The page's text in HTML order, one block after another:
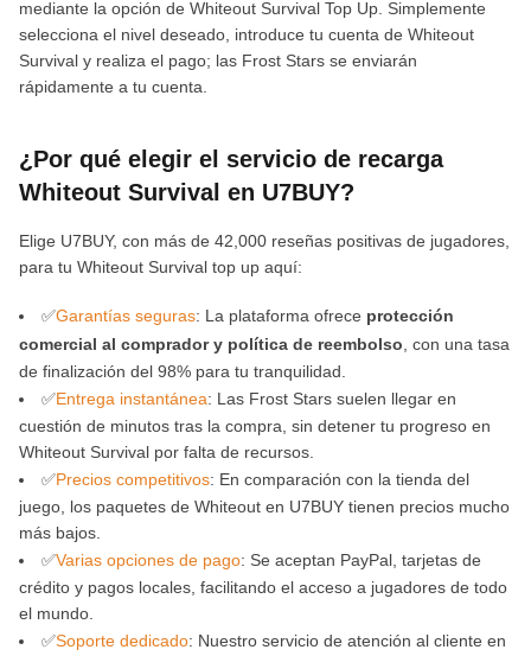
mediante la opción de Whiteout Survival Top Up. Simplemente
selecciona el nivel deseado, introduce tu cuenta de Whiteout
Survival y realiza el pago; las Frost Stars se enviarán
rápidamente a tu cuenta.
¿Por qué elegir el servicio de recarga
Whiteout Survival en U7BUY?
Elige U7BUY, con más de 42,000 reseñas positivas de jugadores,
para tu Whiteout Survival top up aquí:
✅Garantías seguras: La plataforma ofrece protección
comercial al comprador y política de reembolso , con una tasa
de finalización del 98% para tu tranquilidad.
✅Entrega instantánea: Las Frost Stars suelen llegar en
cuestión de minutos tras la compra, sin detener tu progreso en
Whiteout Survival por falta de recursos.
✅Precios competitivos: En comparación con la tienda del
juego, los paquetes de Whiteout en U7BUY tienen precios mucho
más bajos.
✅Varias opciones de pago: Se aceptan PayPal, tarjetas de
crédito y pagos locales, facilitando el acceso a jugadores de todo
el mundo.
✅Soporte dedicado: Nuestro servicio de atención al cliente en